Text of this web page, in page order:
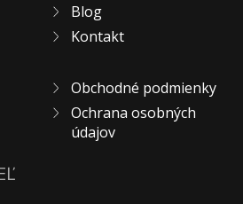
Blog
Kontakt
Obchodné podmienky
Ochrana osobných
údajov